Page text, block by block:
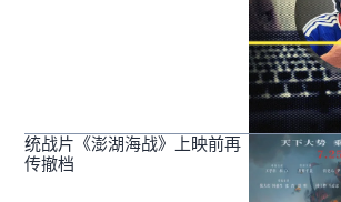
统战片《澎湖海战》上映前再
传撤档